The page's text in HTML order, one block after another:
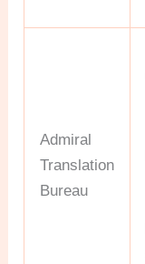
Admiral
Translation
Bureau